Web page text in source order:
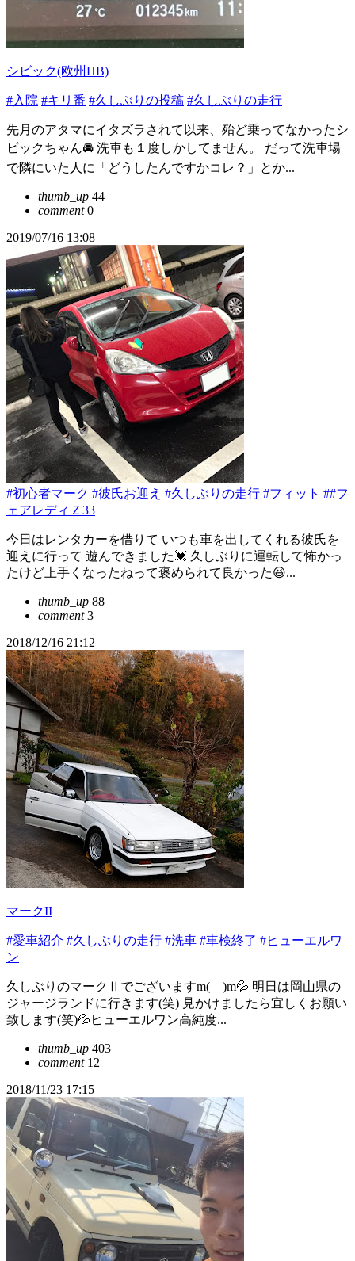
シビック(欧州HB)
#入院 #キリ番 #久しぶりの投稿 #久しぶりの走行
先月のアタマにイタズラされて以来、殆ど乗ってなかったシ
ビックちゃん🚘 洗車も１度しかしてません。 だって洗車場
で隣にいた人に「どうしたんですかコレ？」とか...
thumb_up 44
comment0
2019/07/16 13:08
#初心者マーク #彼氏お迎え #久しぶりの走行 #フィット ##フ
ェアレディＺ33
今日はレンタカーを借りて いつも車を出してくれる彼氏を
迎えに行って 遊んできました💓 久しぶりに運転して怖かっ
たけど上手くなったねって褒められて良かった😆...
thumb_up 88
comment3
2018/12/16 21:12
マークII
#愛車紹介 #久しぶりの走行 #洗車 #車検終了 #ヒューエルワ
ン
久しぶりのマークⅡでございますm(__)m💦 明日は岡山県の
ジャージランドに行きます(笑) 見かけましたら宜しくお願い
致します(笑)💦ヒューエルワン高純度...
thumb_up 403
comment12
2018/11/23 17:15